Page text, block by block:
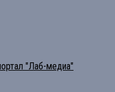
"Лаб-медиа"